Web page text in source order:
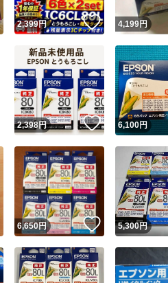
いいね！
2,399円 いいね！
4,199円
いいね！
2,398円 いいね！
6,100円
いいね！
6,650円 いいね！
5,300円